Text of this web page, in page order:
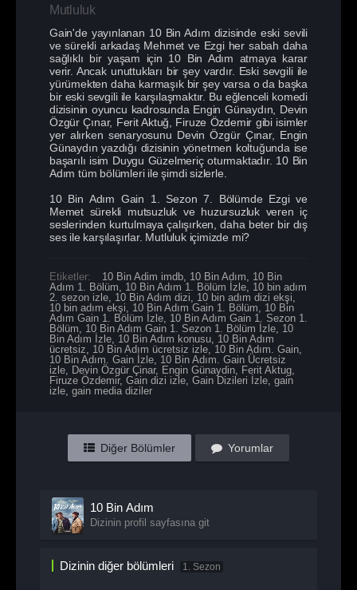
Mutluluk
Gain'de yayınlanan 10 Bin Adım dizisinde eski sevili
ve sürekli arkadaş Mehmet ve Ezgi her sabah daha
sağlıklı bir yaşam için 10 Bin Adım atmaya karar
verir. Ancak unuttukları bir şey vardır. Eski sevgili ile
yürümekten daha karmaşık bir şey varsa o da başka
bir eski sevgili ile karşılaşmaktır. Bu eğlenceli komedi
dizisinin oyuncu kadrosunda Engin Günaydın, Devin
Özgür Çınar, Ferit Aktuğ, Firuze Özdemir gibi isimler
yer alırken senaryosunu Devin Özgür Çınar, Engin
Günaydın yazdığı dizisinin yönetmen koltuğunda ise
başarılı isim Duygu Güzelmeriç oturmaktadır. 10 Bin
Adım tüm bölümleri ile şimdi sizlerle.
10 Bin Adım Gain 1. Sezon 7. Bölümde Ezgi ve
Memet sürekli mutsuzluk ve huzursuzluk veren iç
seslerinden kurtulmaya çalışırken, daha beter bir dış
ses ile karşılaşırlar. Mutluluk içimizde mi?
Etiketler: 10 Bin Adim imdb 10 Bin Adım
10 Bin
Adım 1. Bölüm
10 Bin Adım 1. Bölüm İzle 10 bin adım
2. sezon izle 10 Bin Adım dizi 10 bin adım dizi ekşi
10 bin adım ekşi
10 Bin Adım Gain 1. Bölüm
10 Bin
Adım Gain 1. Bölüm İzle 10 Bin Adım Gain 1. Sezon 1.
Bölüm
10 Bin Adım Gain 1. Sezon 1. Bölüm İzle 10
Bin Adım İzle 10 Bin Adım konusu 10 Bin Adım
ücretsiz
10 Bin Adım ücretsiz izle 10 Bin Adım. Gain
10 Bin Adım. Gain İzle 10 Bin Adım. Gain Ücretsiz
izle Devin Özgür Çinar, Engin Günaydin Ferit Aktug
Firuze Özdemir, Gain dizi izle Gain Dizileri İzle gain
izle gain media diziler
Diğer Bölümler Yorumlar
10 Bin Adım
Dizinin profil sayfasına git
Dizinin diğer bölümleri 1. Sezon